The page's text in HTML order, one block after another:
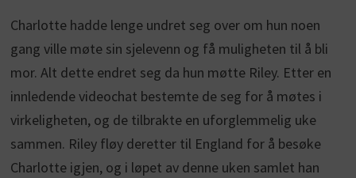
Charlotte hadde lenge undret seg over om hun noen
gang ville møte sin sjelevenn og få muligheten til å bli
mor. Alt dette endret seg da hun møtte Riley. Etter en
innledende videochat bestemte de seg for å møtes i
virkeligheten, og de tilbrakte en uforglemmelig uke
sammen. Riley fløy deretter til England for å besøke
Charlotte igjen, og i løpet av denne uken samlet han